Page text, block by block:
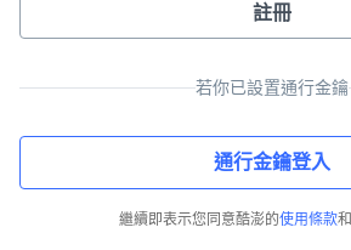
註冊
若你已設置通行金鑰
通行金鑰登入
繼續即表示您同意酷澎的使用條款和